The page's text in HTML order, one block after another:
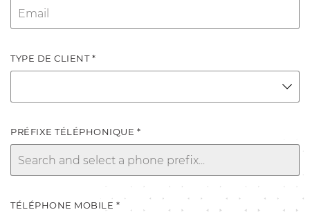
TYPE DE CLIENT *
PRÉFIXE TÉLÉPHONIQUE *
TÉLÉPHONE MOBILE *